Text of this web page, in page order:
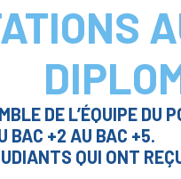
DE L’ÉQUIPE DU
BAC +2 AU BAC +5.
QUI ONT